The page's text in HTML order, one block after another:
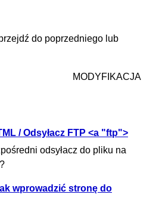
do poprzedniego lub
MODYFIKACJA
/ Odsyłacz FTP <a "ftp">
odsyłacz do pliku na
wprowadzić stronę do